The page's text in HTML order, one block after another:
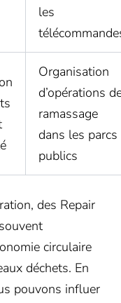
les
Organisation
d’opérations
ramassage
dans les parcs
publics
des Repair
circulaire
déchets. En
pouvons influer